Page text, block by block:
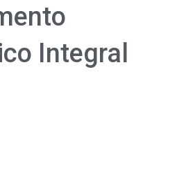
Integral